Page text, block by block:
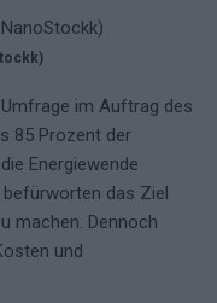
im Auftrag des
85 Prozent der
Energiewende
das Ziel
machen. Dennoch
und